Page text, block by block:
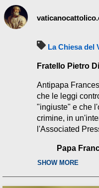
La Chiesa del
Fratello Pietro
Antipapa
che le leggi
"ingiuste" e che
crimine, in
l'Associated
Papa
leggi che
SHOW MORE